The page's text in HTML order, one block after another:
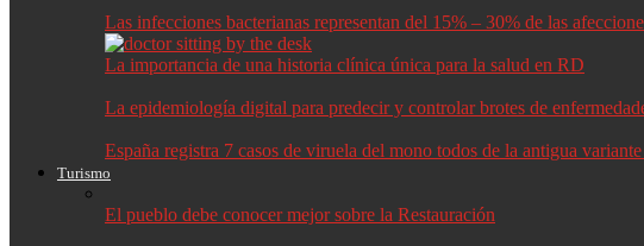
Las infecciones bacterianas representan del 15% – 30% de las
La importancia de una historia clínica única para la salud en RD
La epidemiología digital para predecir y controlar brotes de
España registra 7 casos de viruela del mono todos de la antigua
Turismo
El pueblo debe conocer mejor sobre la Restauración